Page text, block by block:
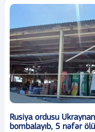
Rusiya ordusu
bombalayıb, 5 nəfər